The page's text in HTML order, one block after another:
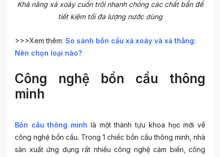
Khả năng xả xoáy cuốn trôi nhanh chóng các chất bẩn để
tiết kiệm tối đa lượng nước dùng
>>>Xem thêm: So sánh bồn cầu xả xoáy và xả thẳng:
Nên chọn loại nào?
Công nghệ bồn cầu thông
minh
Bồn cầu thông minh là một thành tựu khoa học mới về
công nghệ bồn cầu. Trong 1 chiếc bồn cầu thông minh, nhà
sản xuất ứng dụng rất nhiều công nghệ cảm biến, công